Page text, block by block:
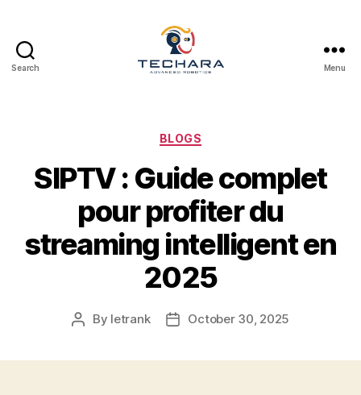
Search Menu
Categories
BLOGS
SIPTV : Guide complet
pour profiter du
streaming intelligent en
2025
Post
By letrank
PostOctober 30, 2025